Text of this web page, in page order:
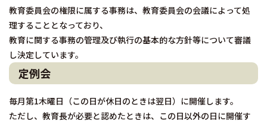
教育委員会の権限に属する事務は、教育委員会の会議によって処
理することとなっており、
教育に関する事務の管理及び執行の基本的な方針等について審議
し決定しています。
定例会
毎月第1木曜日（この日が休日のときは翌日）に開催します。
ただし、教育長が必要と認めたときは、この日以外の日に開催す